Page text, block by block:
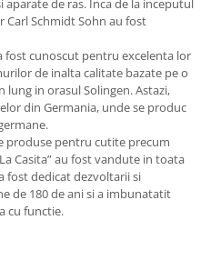
de ras. Inca de la inceputul
Schmidt Sohn au fost
fost cunoscut pentru excelenta lor
de inalta calitate bazate pe o
in orasul Solingen. Astazi,
din Germania, unde se produc
produse pentru cutite precum
Casita” au fost vandute in toata
fost dedicat dezvoltarii si
de 180 de ani si a imbunatatit
cu functie.